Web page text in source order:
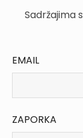
Sadržajima
EMAIL
ZAPORKA